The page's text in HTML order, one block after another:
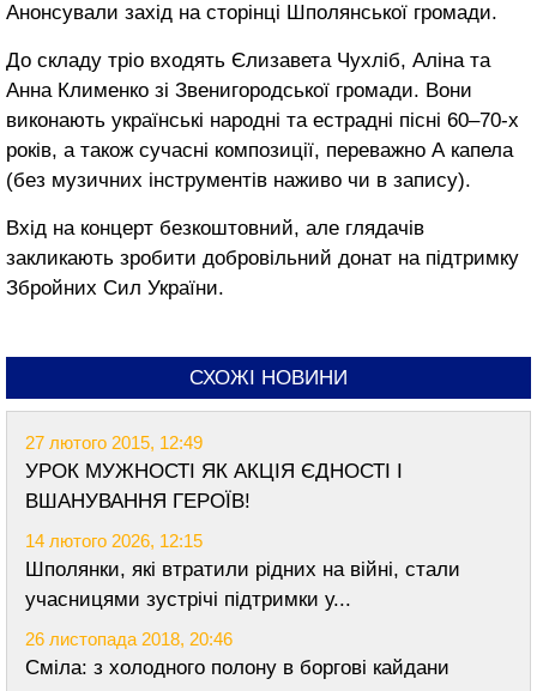
Анонсували захід на сторінці Шполянської громади.
До складу тріо входять Єлизавета Чухліб, Аліна та
Анна Клименко зі Звенигородської громади. Вони
виконають українські народні та естрадні пісні 60–70-х
років, а також сучасні композиції, переважно А капела
(без музичних інструментів наживо чи в запису).
Вхід на концерт безкоштовний, але глядачів
закликають зробити добровільний донат на підтримку
Збройних Сил України.
СХОЖІ НОВИНИ
27 лютого 2015, 12:49
УРОК МУЖНОСТІ ЯК АКЦІЯ ЄДНОСТІ І
ВШАНУВАННЯ ГЕРОЇВ!
14 лютого 2026, 12:15
Шполянки, які втратили рідних на війні, стали
учасницями зустрічі підтримки у...
26 листопада 2018, 20:46
Сміла: з холодного полону в боргові кайдани